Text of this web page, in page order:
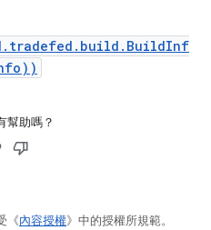
幫助嗎？
《內容授權》中的授權所規範。